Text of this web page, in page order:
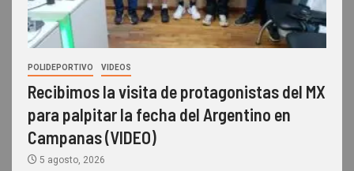
POLIDEPORTIVO VIDEOS
Recibimos la visita de protagonistas del MX
para palpitar la fecha del Argentino en
Campanas (VIDEO)
5 agosto, 2026